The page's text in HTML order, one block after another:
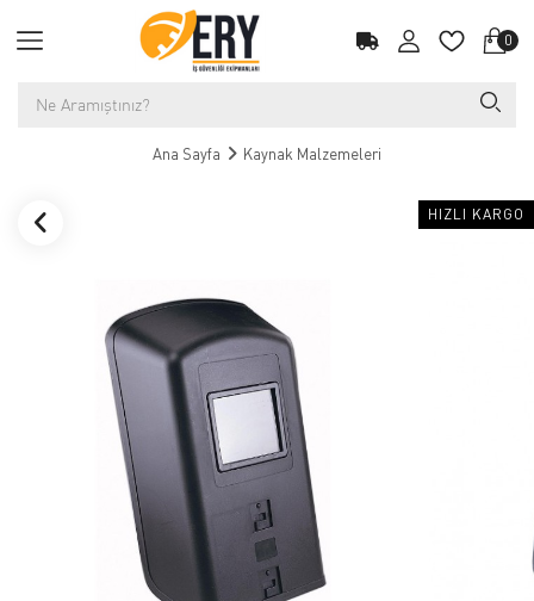
0
Ana Sayfa Kaynak Malzemeleri
HIZLI KARGO